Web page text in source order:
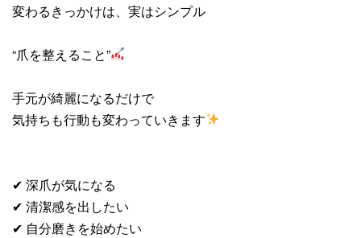
変わるきっかけは、実はシンプル
“爪を整えること”
手元が綺麗になるだけで
気持ちも行動も変わっていきます
✔ 深爪が気になる
✔ 清潔感を出したい
✔ 自分磨きを始めたい